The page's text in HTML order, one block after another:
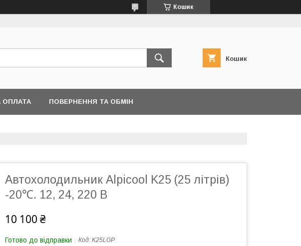
Кошик
Кошик
ОПЛАТА ПОВЕРНЕННЯ ТА ОБМІН
Автохолодильник Alpicool K25 (25 літрів)
-20℃. 12, 24, 220 В
10 100 ₴
Готово до відправки Код: K25LGP